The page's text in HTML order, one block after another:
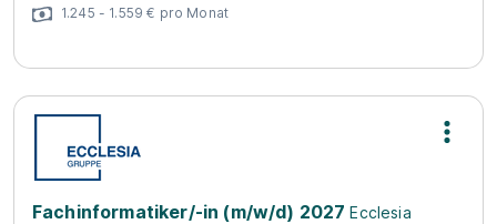
1.245 - 1.559 € pro Monat
Fachinformatiker/-in (m/w/d) 2027 Ecclesia